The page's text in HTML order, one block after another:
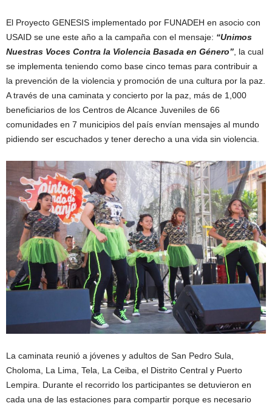
El Proyecto GENESIS implementado por FUNADEH en asocio con
USAID se une este año a la campaña con el mensaje: “Unimos
Nuestras Voces Contra la Violencia Basada en Género” , la cual
se implementa teniendo como base cinco temas para contribuir a
la prevención de la violencia y promoción de una cultura por la paz.
A través de una caminata y concierto por la paz, más de 1,000
beneficiarios de los Centros de Alcance Juveniles de 66
comunidades en 7 municipios del país envían mensajes al mundo
pidiendo ser escuchados y tener derecho a una vida sin violencia.
La caminata reunió a jóvenes y adultos de San Pedro Sula,
Choloma, La Lima, Tela, La Ceiba, el Distrito Central y Puerto
Lempira. Durante el recorrido los participantes se detuvieron en
cada una de las estaciones para compartir porque es necesario